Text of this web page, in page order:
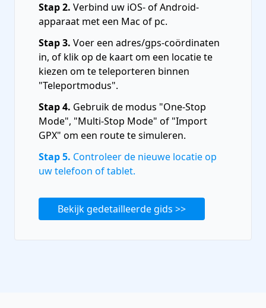
Stap 2. Verbind uw iOS- of Android-
apparaat met een Mac of pc.
Stap 3. Voer een adres/gps-coördinaten
in, of klik op de kaart om een ​​locatie te
kiezen om te teleporteren binnen
"Teleportmodus".
Stap 4. Gebruik de modus "One-Stop
Mode", "Multi-Stop Mode" of "Import
GPX" om een ​​route te simuleren.
Stap 5. Controleer de nieuwe locatie op
uw telefoon of tablet.
Bekijk gedetailleerde gids >>